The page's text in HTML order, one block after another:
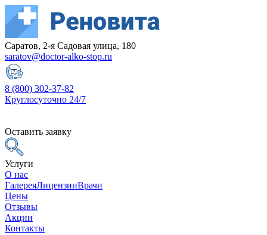
Саратов, 2-я Садовая улица, 180
saratov@doctor-alko-stop.ru
8 (800) 302-37-82
Круглосуточно 24/7
Оставить заявку
Услуги
О нас
ГалереяЛицензииВрачи
Цены
Отзывы
Акции
Контакты